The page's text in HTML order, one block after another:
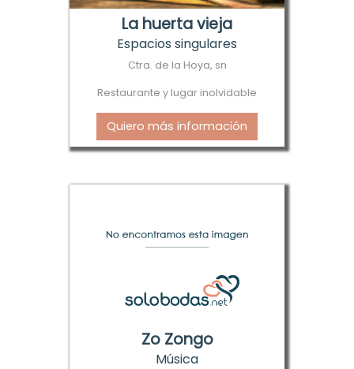
La huerta vieja
Espacios singulares
Ctra. de la Hoya, sn
Restaurante y lugar inolvidable
Quiero más información
Zo Zongo
Música